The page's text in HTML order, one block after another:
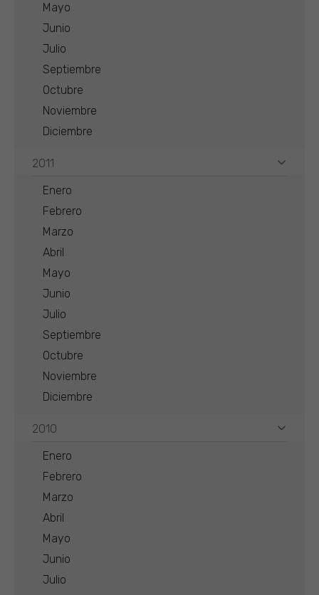
Mayo
Junio
Julio
Septiembre
Octubre
Noviembre
Diciembre
2011
Enero
Febrero
Marzo
Abril
Mayo
Junio
Julio
Septiembre
Octubre
Noviembre
Diciembre
2010
Enero
Febrero
Marzo
Abril
Mayo
Junio
Julio